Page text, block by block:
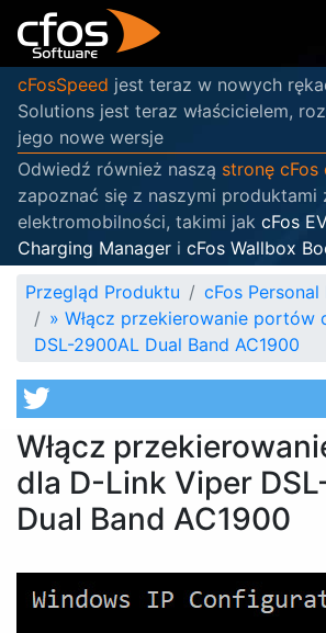
cFosSpeed jest teraz w nowych
Solutions jest teraz właścicielem,
jego nowe wersje
Odwiedź również naszą stronę cFos
zapoznać się z naszymi produktami
elektromobilności, takimi jak cFos
Charging Manager i cFos Wallbox
Przegląd Produktu
cFos Personal
» Włącz przekierowanie portów
DSL-2900AL Dual Band AC1900
Włącz
dla D-Link Viper
Dual Band AC1900